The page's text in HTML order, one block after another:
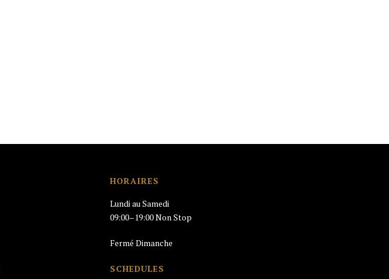
HORAIRES
Lundi au Samedi
09:00–19:00 Non Stop
Fermé Dimanche
SCHEDULES